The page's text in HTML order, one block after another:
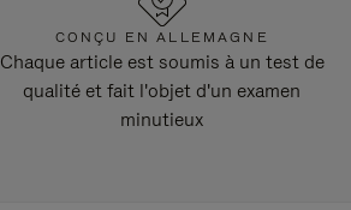
CONÇU EN ALLEMAGNE
Chaque article est soumis à un test de
qualité et fait l'objet d'un examen
minutieux